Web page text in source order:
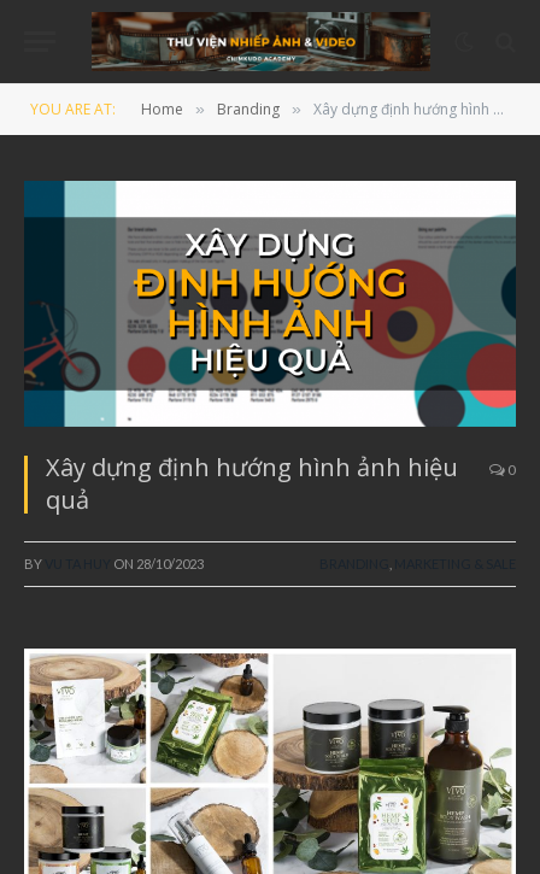
YOU ARE AT: Home » Branding » Xây dựng định hướng hình ảnh hiệu quả
Xây dựng định hướng hình ảnh hiệu
quả
0
BY ON 28/10/2023